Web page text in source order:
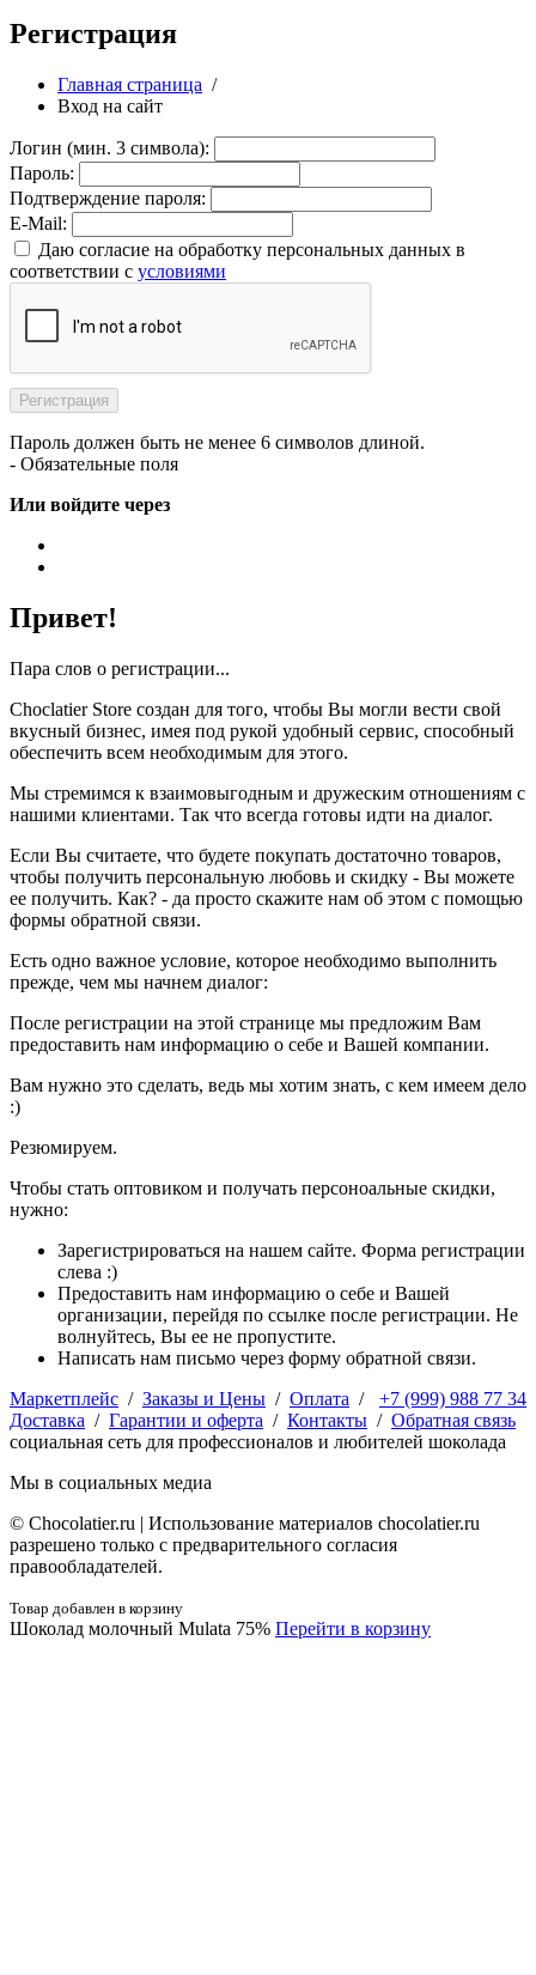
Регистрация
Главная страница /
Вход на сайт
Логин (мин. 3 символа):
Пароль:
Подтверждение пароля:
E-Mail:
Даю согласие на обработку персональных данных в
соответствии с условиями
Пароль должен быть не менее 6 символов длиной.
- Обязательные поля
Или войдите через
Привет!
Пара слов о регистрации...
Choclatier Store создан для того, чтобы Вы могли вести свой
вкусный бизнес, имея под рукой удобный сервис, способный
обеспечить всем необходимым для этого.
Мы стремимся к взаимовыгодным и дружеским отношениям с
нашими клиентами. Так что всегда готовы идти на диалог.
Если Вы считаете, что будете покупать достаточно товаров,
чтобы получить персональную любовь и скидку - Вы можете
ее получить. Как? - да просто скажите нам об этом с помощью
формы обратной связи.
Есть одно важное условие, которое необходимо выполнить
прежде, чем мы начнем диалог:
После регистрации на этой странице мы предложим Вам
предоставить нам информацию о себе и Вашей компании.
Вам нужно это сделать, ведь мы хотим знать, с кем имеем дело
:)
Резюмируем.
Чтобы стать оптовиком и получать персоноальные скидки,
нужно:
Зарегистрироваться на нашем сайте. Форма регистрации
слева :)
Предоставить нам информацию о себе и Вашей
организации, перейдя по ссылке после регистрации. Не
волнуйтесь, Вы ее не пропустите.
Написать нам письмо через форму обратной связи.
+7 (999) 988 77 34
Маркетплейс / Заказы и Цены / Оплата /
Доставка / Гарантии и оферта / Контакты / Обратная связь
социальная сеть для профессионалов и любителей шоколада
Мы в социальных медиа
© Сhocolatier.ru | Использование материалов chocolatier.ru
разрешено только с предварительного согласия
правообладателей.
Товар добавлен в корзину
Шоколад молочный Mulata 75% Перейти в корзину